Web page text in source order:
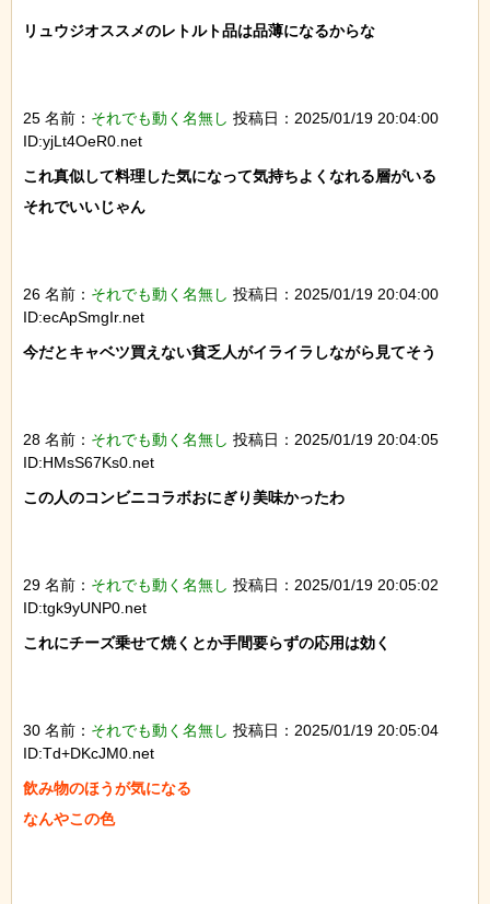
リュウジオススメのレトルト品は品薄になるからな
25 名前： それでも動く名無し 投稿日：2025/01/19 20:04:00
ID:yjLt4OeR0.net
これ真似して料理した気になって気持ちよくなれる層がいる
それでいいじゃん
26 名前： それでも動く名無し 投稿日：2025/01/19 20:04:00
ID:ecApSmgIr.net
今だとキャベツ買えない貧乏人がイライラしながら見てそう
28 名前： それでも動く名無し 投稿日：2025/01/19 20:04:05
ID:HMsS67Ks0.net
この人のコンビニコラボおにぎり美味かったわ
29 名前： それでも動く名無し 投稿日：2025/01/19 20:05:02
ID:tgk9yUNP0.net
これにチーズ乗せて焼くとか手間要らずの応用は効く
30 名前： それでも動く名無し 投稿日：2025/01/19 20:05:04
ID:Td+DKcJM0.net
飲み物のほうが気になる
なんやこの色